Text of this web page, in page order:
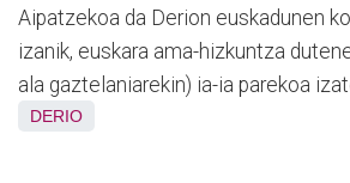
Aipatzekoa da Derion euskadunen
izanik, euskara ama-hizkuntza
ala gaztelaniarekin) ia-ia parekoa
DERIO